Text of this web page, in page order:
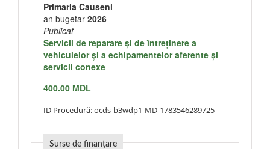
Primaria Causeni
an bugetar 2026
Publicat
Servicii de reparare şi de întreţinere a
vehiculelor şi a echipamentelor aferente şi
servicii conexe
400.00 MDL
ID Procedură:ocds-b3wdp1-MD-1783546289725
Surse de finanțare